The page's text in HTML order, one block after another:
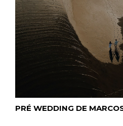
PRÉ WEDDING DE